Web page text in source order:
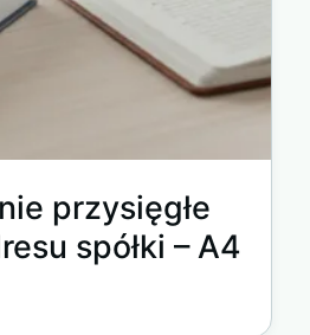
przysięgłe
spółki – A4